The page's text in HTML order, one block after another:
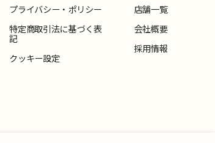
プライバシー・ポリシー
特定商取引法に基づく表
記
クッキー設定
店舗一覧
会社概要
採用情報